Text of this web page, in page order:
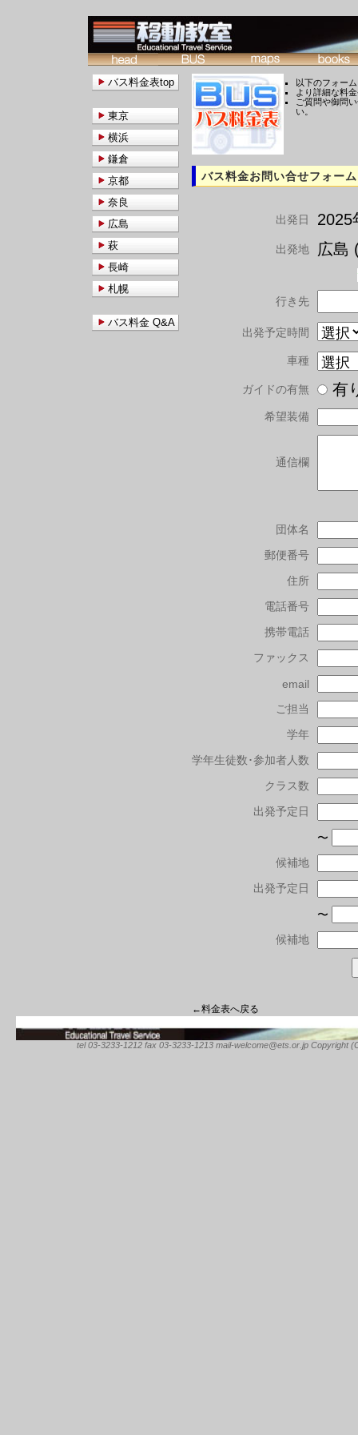
以下のフォー
より詳細な料
ご質問や御問
い。
バス料金お問い合せフォーム
出発日 2025
出発地 広島
行き先
出発予定時間
車種
ガイドの有無
希望装備
通信欄
団体名
郵便番号
住所
電話番号
携帯電話
ファックス
email
ご担当
学年
学年生徒数･参加者人数
クラス数
出発予定日
〜
候補地
出発予定日
〜
候補地
←料金表へ戻る
バス料金表top
東京
横浜
鎌倉
京都
奈良
広島
萩
長崎
札幌
バス料金 Q&A
tel 03-3233-1212 fax 03-3233-1213 mail-welcome@ets.or.jp Copyright